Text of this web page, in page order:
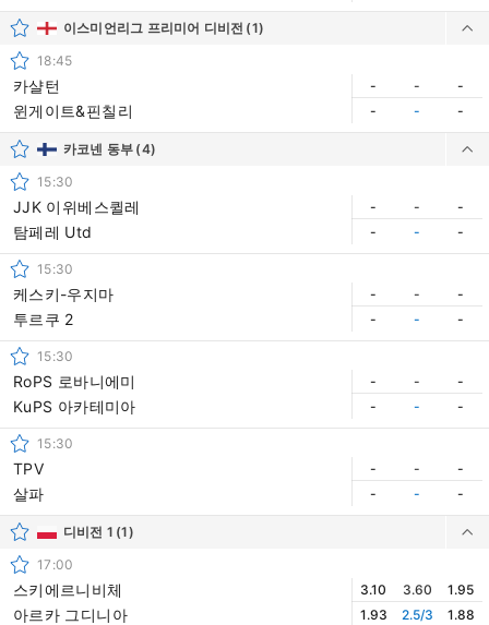
이스미언리그 프리미어 디비전 (1)
18:45
카샬턴
윈게이트&핀칠리
- -
-
-
- -
카코넨 동부 (4)
15:30
JJK 이위베스퀼레
탐페레 Utd
- -
-
-
- -
15:30
케스키-우지마
투르쿠 2
- -
-
-
- -
15:30
RoPS 로바니에미
KuPS 아카테미아
- -
-
-
- -
15:30
TPV
살파
- -
-
-
- -
디비전 1 (1)
17:00
스키에르니비체
아르카 그디니아
3.10 3.60
1.95
1.93
2.5/3 1.88